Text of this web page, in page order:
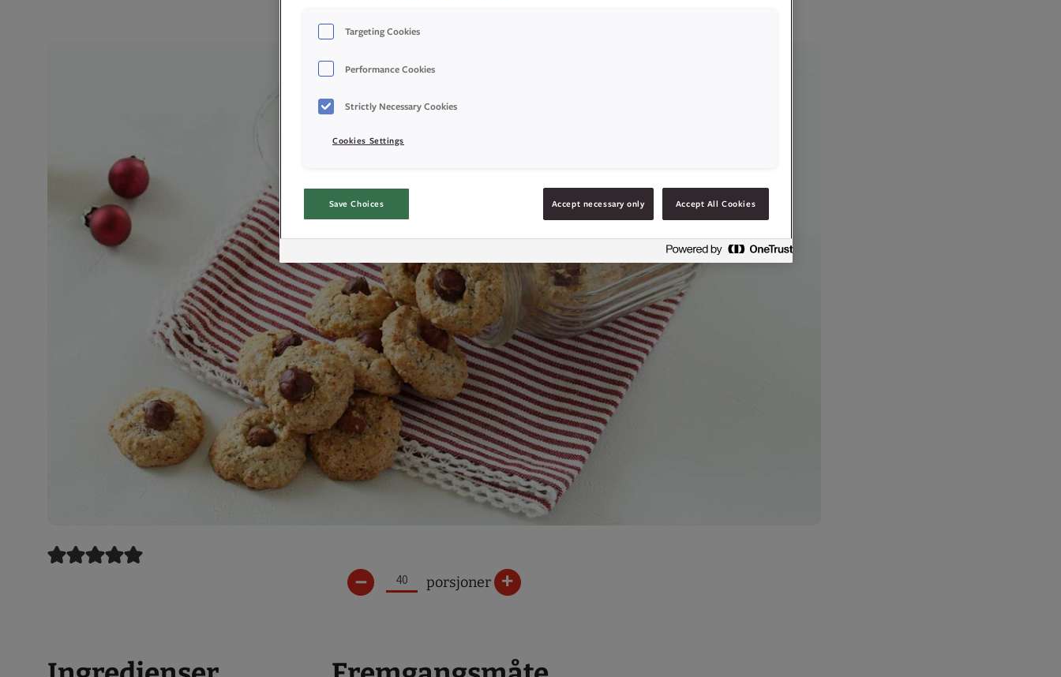
porsjoner
– +
Targeting Cookies
Performance Cookies
Strictly Necessary Cookies
Cookies Settings
Save Choices Accept necessary only Accept All Cookies